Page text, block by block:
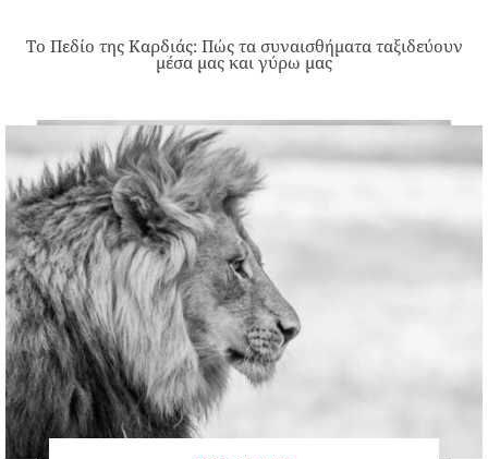
Το Πεδίο της Καρδιάς: Πώς τα συναισθήματα ταξιδεύουν
μέσα μας και γύρω μας